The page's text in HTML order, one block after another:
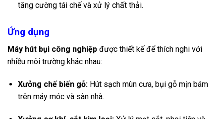
tăng cường tái chế và xử lý chất thải.
Ứng dụng
Máy hút bụi công nghiệp được thiết kế để thích nghi với
nhiều môi trường khác nhau:
Xưởng chế biến gỗ:Hút sạch mùn cưa, bụi gỗ mịn bám
trên máy móc và sàn nhà.